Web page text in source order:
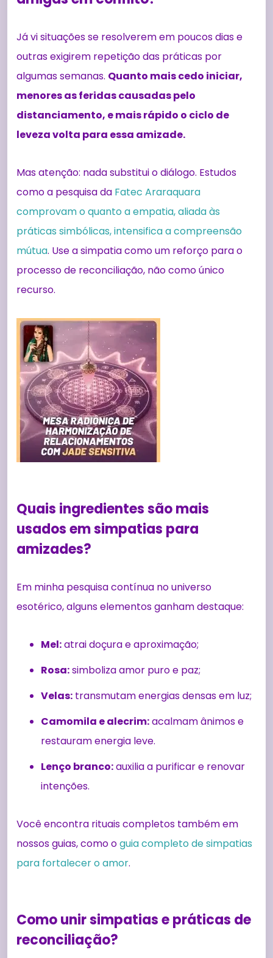
Já vi situações se resolverem em poucos dias e
outras exigirem repetição das práticas por
algumas semanas. Quanto mais cedo iniciar,
menores as feridas causadas pelo
distanciamento, e mais rápido o ciclo de
leveza volta para essa amizade.
Mas atenção: nada substitui o diálogo. Estudos
como a pesquisa da Fatec Araraquara
comprovam o quanto a empatia, aliada às
práticas simbólicas, intensifica a compreensão
mútua. Use a simpatia como um reforço para o
processo de reconciliação, não como único
recurso.
Quais ingredientes são mais
usados em simpatias para
amizades?
Em minha pesquisa contínua no universo
esotérico, alguns elementos ganham destaque:
Mel:atrai doçura e aproximação;
Rosa:simboliza amor puro e paz;
Velas: transmutam energias densas em luz;
Camomila e alecrim:acalmam ânimos e
restauram energia leve.
Lenço branco:auxilia a purificar e renovar
intenções.
Você encontra rituais completos também em
nossos guias, como oguia completo de simpatias
para fortalecer o amor.
Como unir simpatias e práticas de
reconciliação?